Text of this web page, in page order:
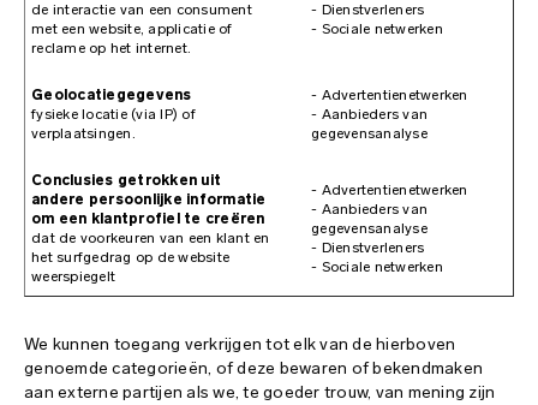
de interactie van een consument
met een website, applicatie of
reclame op het internet.
- Dienstverleners
- Sociale netwerken
Geolocatiegegevens
fysieke locatie (via IP) of
verplaatsingen.
- Advertentienetwerken
- Aanbieders van
gegevensanalyse
Conclusies getrokken uit
andere persoonlijke informatie
om een klantprofiel te creëren
dat de voorkeuren van een klant en
het surfgedrag op de website
weerspiegelt
- Advertentienetwerken
- Aanbieders van
gegevensanalyse
- Dienstverleners
- Sociale netwerken
We kunnen toegang verkrijgen tot elk van de hierboven
genoemde categorieën, of deze bewaren of bekendmaken
aan externe partijen als we, te goeder trouw, van mening zijn